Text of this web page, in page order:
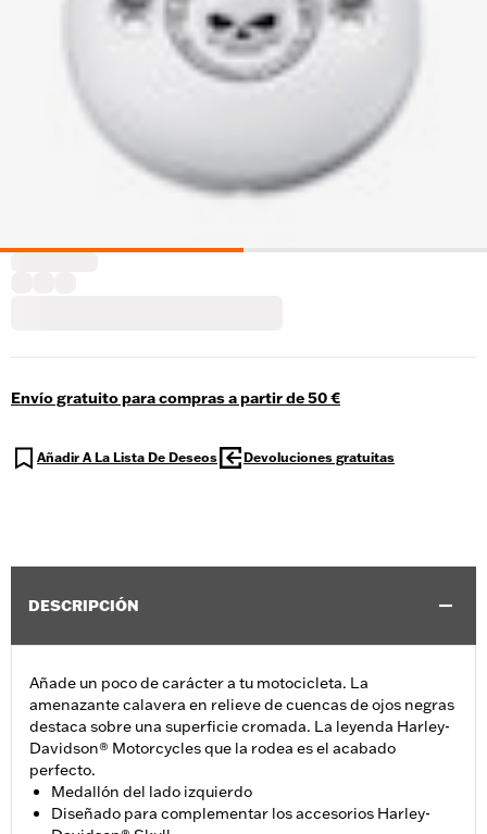
Envío gratuito para compras a partir de 50 €
Añadir A La Lista De Deseos Devoluciones gratuitas
DESCRIPCIÓN
Añade un poco de carácter a tu motocicleta. La
amenazante calavera en relieve de cuencas de ojos negras
destaca sobre una superficie cromada. La leyenda Harley-
Davidson® Motorcycles que la rodea es el acabado
perfecto.
Medallón del lado izquierdo
Diseñado para complementar los accesorios Harley-